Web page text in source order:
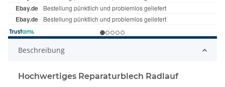
Beschreibung
Hochwertiges Reparaturblech Radlauf